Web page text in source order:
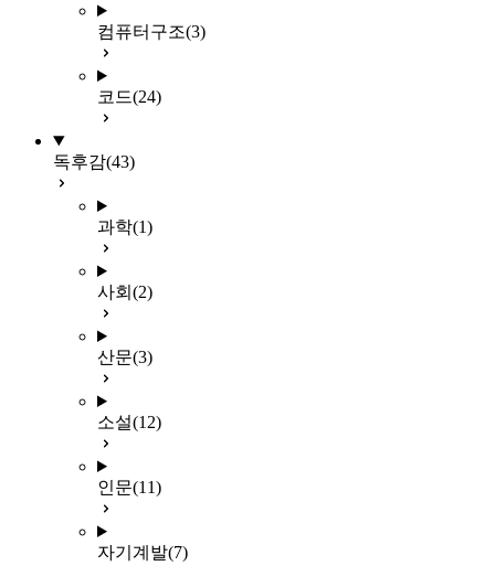
컴퓨터구조(3)
코드(24)
독후감(43)
과학(1)
사회 (2)
산문(3)
소설(12)
인문(11)
자기계발(7)